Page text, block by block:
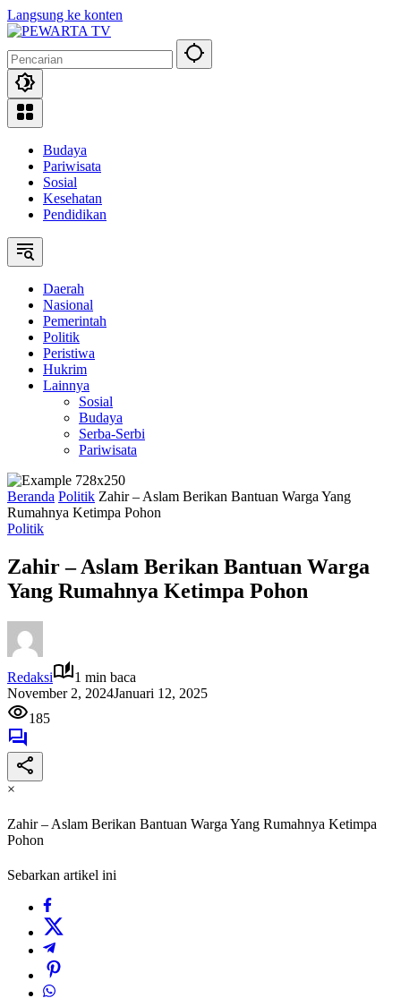
Langsung ke konten
Budaya
Pariwisata
Sosial
Kesehatan
Pendidikan
Daerah
Nasional
Pemerintah
Politik
Peristiwa
Hukrim
Lainnya
Sosial
Budaya
Serba-Serbi
Pariwisata
Beranda Politik Zahir – Aslam Berikan Bantuan Warga Yang
Rumahnya Ketimpa Pohon
Politik
Zahir – Aslam Berikan Bantuan Warga
Yang Rumahnya Ketimpa Pohon
Redaksi
1 min baca
November 2, 2024Januari 12, 2025
185
×
Zahir – Aslam Berikan Bantuan Warga Yang Rumahnya Ketimpa
Pohon
Sebarkan artikel ini